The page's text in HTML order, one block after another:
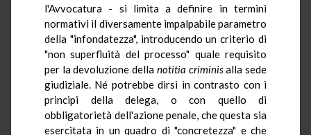
l'Avvocatura - si limita a definire in termini
normativi il diversamente impalpabile parametro
della "infondatezza", introducendo un criterio di
"non superfluità del processo" quale requisito
per la devoluzione della notitia criminisalla sede
giudiziale. Né potrebbe dirsi in contrasto con i
principi della delega, o con quello di
obbligatorietà dell'azione penale, che questa sia
esercitata in un quadro di "concretezza" e che